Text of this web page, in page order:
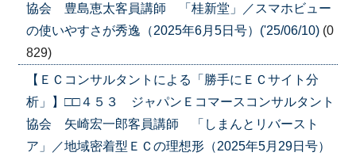
協会 豊島恵太客員講師 「桂新堂」／スマホビュー
の使いやすさが秀逸（2025年6月5日号）('25/06/10) (0
829)
【ＥＣコンサルタントによる「勝手にＥＣサイト分
析」】□□４５３ ジャパンＥコマースコンサルタント
協会 矢崎宏一郎客員講師 「しまんとリバースト
ア」／地域密着型ＥＣの理想形（2025年5月29日号）